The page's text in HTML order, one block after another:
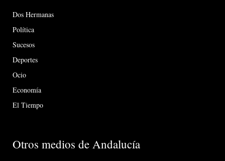
Dos Hermanas
Política
Sucesos
Deportes
Ocio
Economía
El Tiempo
Otros medios de Andalucía